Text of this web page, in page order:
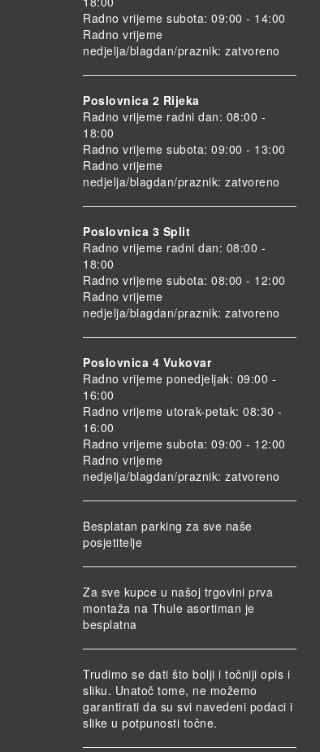
Radno vrijeme subota: 09:00 - 14:00
Radno vrijeme
nedjelja/blagdan/praznik: zatvoreno
Poslovnica 2 Rijeka
Radno vrijeme radni dan: 08:00 -
18:00
Radno vrijeme subota: 09:00 - 13:00
Radno vrijeme
nedjelja/blagdan/praznik: zatvoreno
Poslovnica 3 Split
Radno vrijeme radni dan: 08:00 -
18:00
Radno vrijeme subota: 08:00 - 12:00
Radno vrijeme
nedjelja/blagdan/praznik: zatvoreno
Poslovnica 4 Vukovar
Radno vrijeme ponedjeljak: 09:00 -
16:00
Radno vrijeme utorak-petak: 08:30 -
16:00
Radno vrijeme subota: 09:00 - 12:00
Radno vrijeme
nedjelja/blagdan/praznik: zatvoreno
Besplatan parking za sve naše
posjetitelje
Za sve kupce u našoj trgovini prva
montaža na Thule asortiman je
besplatna
Trudimo se dati što bolji i točniji opis i
sliku. Unatoč tome, ne možemo
garantirati da su svi navedeni podaci i
slike u potpunosti točne.